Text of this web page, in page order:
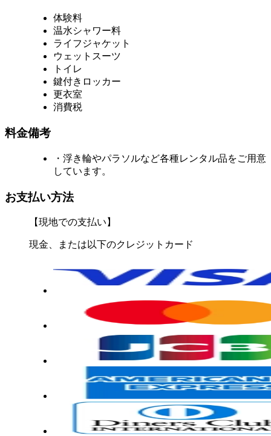
体験料
温水シャワー料
ライフジャケット
ウェットスーツ
トイレ
鍵付きロッカー
更衣室
消費税
料金備考
・浮き輪やパラソルなど各種レンタル品をご用意
しています。
お支払い方法
【現地での支払い】
現金、または以下のクレジットカード